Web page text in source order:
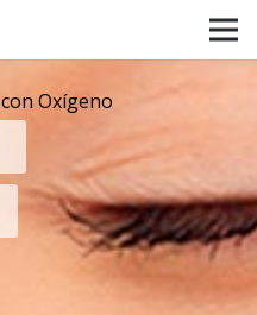
con Oxígeno